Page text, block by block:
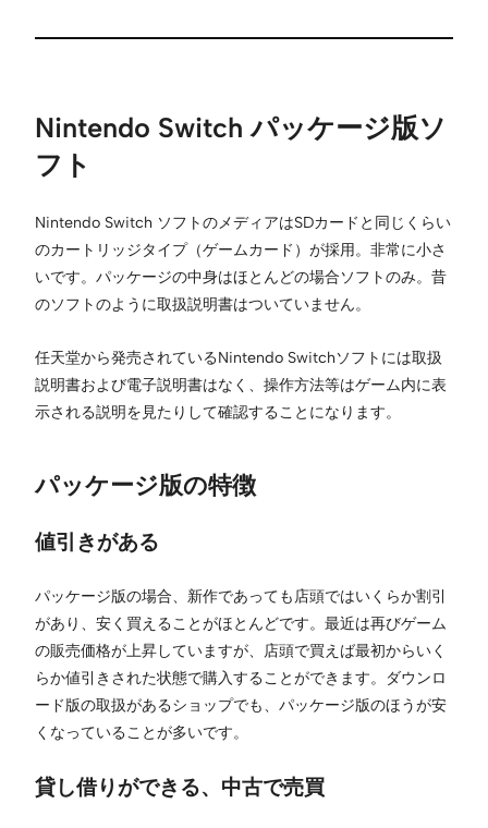
Nintendo Switch パッケージ版ソ
フト
Nintendo Switch ソフトのメディアはSDカードと同じくらい
のカートリッジタイプ（ゲームカード）が採用。非常に小さ
いです。パッケージの中身はほとんどの場合ソフトのみ。昔
のソフトのように取扱説明書はついていません。
任天堂から発売されているNintendo Switchソフトには取扱
説明書および電子説明書はなく、操作方法等はゲーム内に表
示される説明を見たりして確認することになります。
パッケージ版の特徴
値引きがある
パッケージ版の場合、新作であっても店頭ではいくらか割引
があり、安く買えることがほとんどです。最近は再びゲーム
の販売価格が上昇していますが、店頭で買えば最初からいく
らか値引きされた状態で購入することができます。ダウンロ
ード版の取扱があるショップでも、パッケージ版のほうが安
くなっていることが多いです。
貸し借りができる、中古で売買